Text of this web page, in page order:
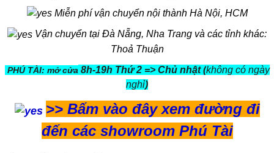
Miễn phí vận chuyển nội thành Hà Nội, HCM
Vận chuyển tại Đà Nẵng, Nha Trang và các tỉnh khác:
Thoả Thuận
PHÚ TÀI: mở cửa 8h-19h Thứ 2 => Chủ nhật (không có ngày
nghỉ)
>> Bấm vào đây xem đường đi
đến các showroom Phú Tài